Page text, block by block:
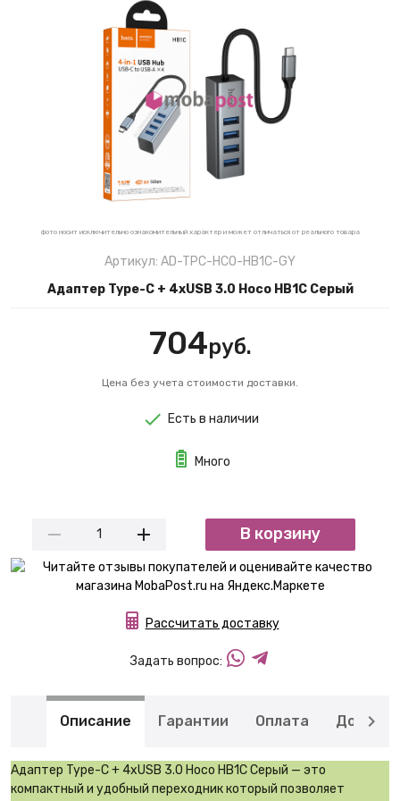
фото носит исключительно ознакомительный характер и может отличаться от реального товара
Артикул: AD-TPC-HCO-HB1C-GY
Адаптер Type-C + 4xUSB 3.0 Hoco HB1C Серый
704руб.
Цена без учета стоимости доставки.
Есть в наличии
Много
В корзину
Рассчитать доставку
Задать вопрос:
Описание Гарантии Оплата
Адаптер Type-C + 4xUSB 3.0 Hoco HB1C Серый — это
компактный и удобный переходник который позволяет